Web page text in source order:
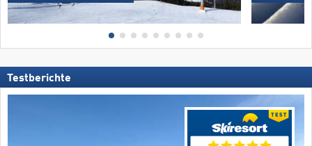
Testberichte